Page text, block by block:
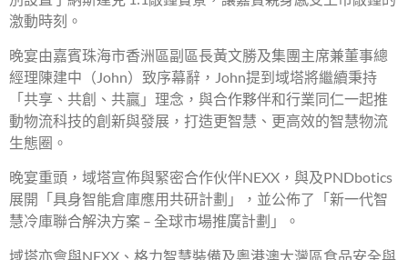
激動時刻。
晚宴由嘉賓珠海市香洲區副區長黃文勝及集團主席兼董事總
經理陳建中（John）致序幕辭，John提到域塔將繼續秉持
「共享、共創、共贏」理念，與合作夥伴和行業同仁一起推
動物流科技的創新與發展，打造更智慧、更高效的智慧物流
生態圈。
晚宴重頭，域塔宣佈與緊密合作伙伴NEXX，與及PNDbotics
展開「具身智能倉庫應用共研計劃」，並公佈了「新一代智
慧冷庫聯合解決方案 – 全球市場推廣計劃」。
域塔亦會與NEXX、格力智慧裝備及粵港澳大灣區食品安全與